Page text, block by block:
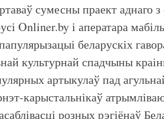
сумесны праект аднаго
Onliner.by і аператара
беларускіх
культурнай спадчыны
артыкулаў пад
карыстальнікаў
розных рэгіёнаў